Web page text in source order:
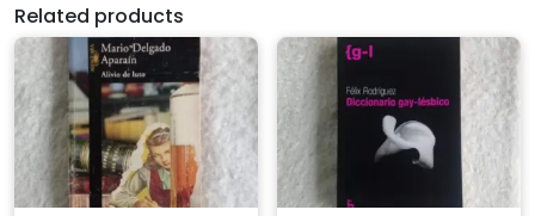
Related products